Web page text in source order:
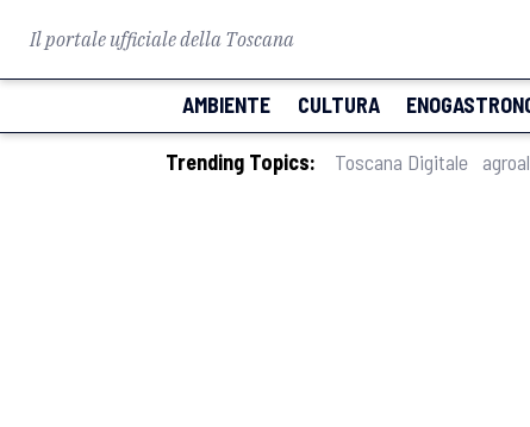
Il portale ufficiale della Toscana
AMBIENTE CULTURA
Trending Topics: Toscana Digitale